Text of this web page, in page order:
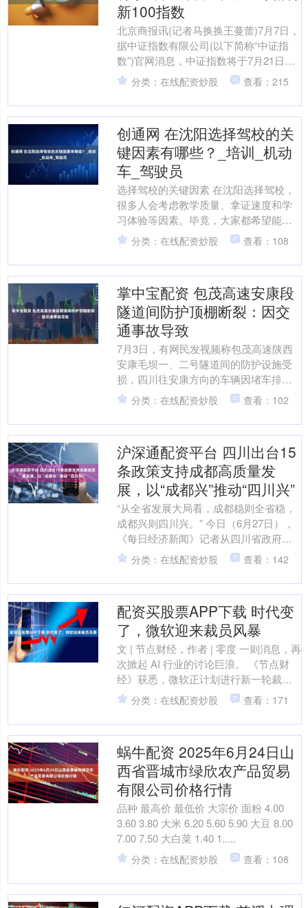
新100指数
北京商报讯(记者马换换王蔓蕾)7月7日，
据中证指数有限公司(以下简称“中证指
数”)官网消息，中证指数将于7月21日正
式发布中证专精特新100指数，为市场提
供多样....
分类：在线配资炒股 查看：215
创通网 在沈阳选择驾校的关
键因素有哪些？_培训_机动
车_驾驶员
选择驾校的关键因素 在沈阳选择驾校，
很多人会考虑教学质量、拿证速度和学
习体验等因素。毕竟，大家都希望能高
效、轻松地掌握驾驶技能，顺利拿到驾
驶证。据相关调查显示，....
分类：在线配资炒股 查看：108
掌中宝配资 包茂高速安康段
隧道间防护顶棚断裂：因交
通事故导致
7月3日，有网民发视频称包茂高速陕西
安康毛坝一、二号隧道间的防护设施受
损，四川往安康方向的车辆因堵车排起
了长龙。16时记者从安康高速交警获
悉，该防护设施受损系因....
分类：在线配资炒股 查看：102
沪深通配资平台 四川出台15
条政策支持成都高质量发
展，以“成都兴”推动“四川兴”
“从全省发展大局看，成都稳则全省稳，
成都兴则四川兴。” 今日（6月27日），
《每日经济新闻》记者从四川省政府新
闻办举行的新闻发布会上获悉，四川省
委、省政府近日印....
分类：在线配资炒股 查看：142
配资买股票APP下载 时代变
了，微软迎来裁员风暴
文 | 节点财经，作者 | 零度 一则消息，再
次掀起 AI 行业的讨论巨浪。 《节点财
经》获悉，微软正计划进行新一轮裁
员，预计将裁减数千个工作岗位，销售
部门成为....
分类：在线配资炒股 查看：171
蜗牛配资 2025年6月24日山
西省晋城市绿欣农产品贸易
有限公司价格行情
品种 最高价 最低价 大宗价 面粉 4.00
3.60 3.80 大米 6.20 5.60 5.90 大豆 8.00
7.00 7.50 大白菜 1.40 1.....
分类：在线配资炒股 查看：108